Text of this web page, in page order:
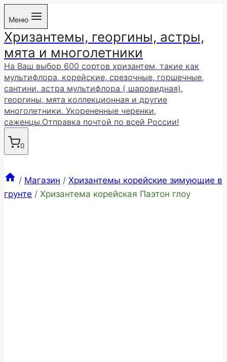
Перейти
содержимому
Меню
Хризантемы, георгины, астры,
мята и многолетники
На Ваш выбор 600 сортов хризантем, такие как
мультифлора, корейские, срезочные, горшечные,
сантини, астра мультифлора ( шаровидная),
георгины, мята коллекционная и другие
многолетники. Укорененные черенки,
саженцы.Отправка почтой по всей России!
0
/ Магазин / Хризантемы корейские зимующие в
грунте / Хризантема корейская Паэтон глоу